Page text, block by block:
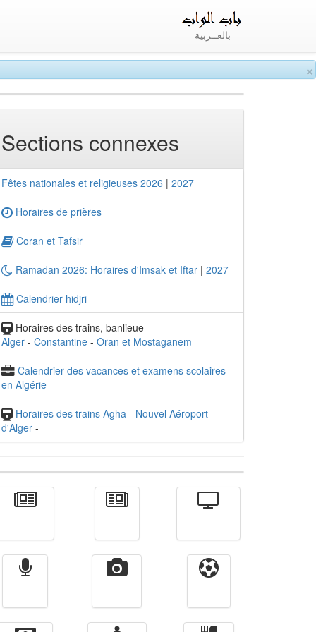
×
بالعــربية
Sections connexes
Fêtes nationales et religieuses 2026 | 2027
Horaires de prières
Coran et Tafsir
Ramadan 2026: Horaires d'Imsak et Iftar | 2027
Calendrier hidjri
Horaires des trains, banlieue
Alger - Constantine - Oran et Mostaganem
Calendrier des vacances et examens scolaires
en Algérie
Horaires des trains Agha - Nouvel Aéroport
d'Alger -